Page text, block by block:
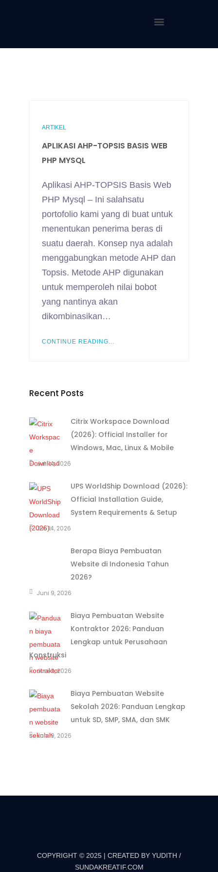
ARTIKEL
APLIKASI AHP-TOPSIS BASIS WEB
PHP MYSQL
Aplikasi AHP-TOPSIS Basis Web
PHP Mysql – Ini salahsatu
portofolio kami yang di buat untuk
menentukan penerima beras di
suatu daerah. Konsep nya adalah
menggabungkan metode AHP dan
Topsis. Metode AHP digunakan
untuk memperoleh nilai bobot
yang nantinya akan
dikombinasikan…
CONTINUE READING...
Recent Posts
Citrix Workspace Download
(2026): Official Installer for
Windows, Mac, Linux & Mobile
Juli 14, 2026
UPS WorldShip Download (2026):
Official Installation Guide,
System Requirements & Setup
Juli 14, 2026
Berapa Biaya Pembuatan
Website di Indonesia Tahun
2026?
Juni 9, 2026
Biaya Pembuatan Website
Kontraktor 2026: Panduan
Lengkap untuk Perusahaan
Konstruksi
Juni 9, 2026
Biaya Pembuatan Website
Sekolah 2026: Panduan Lengkap
untuk SD, SMP, SMA, dan SMK
Juni 9, 2026
COPYRIGHT © 2025 | CREATED BY YUDITH /
SUNDAKREATIF.COM